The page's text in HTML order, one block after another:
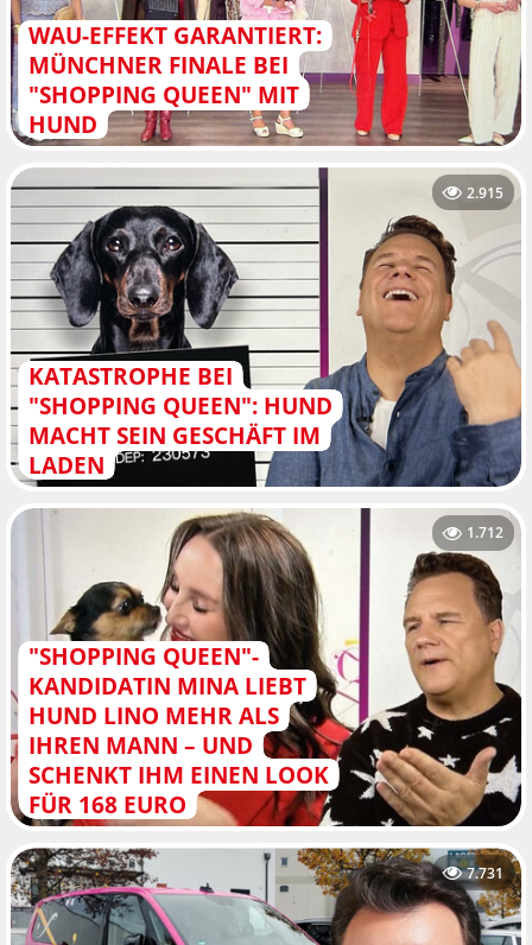
WAU-EFFEKT GARANTIERT:
MÜNCHNER FINALE BEI
"SHOPPING QUEEN" MIT
HUND
KATASTROPHE BEI
"SHOPPING QUEEN": HUND
MACHT SEIN GESCHÄFT IM
LADEN
2.915
"SHOPPING QUEEN"-
KANDIDATIN MINA LIEBT
HUND LINO MEHR ALS
IHREN MANN – UND
SCHENKT IHM EINEN LOOK
FÜR 168 EURO
1.712
7.731